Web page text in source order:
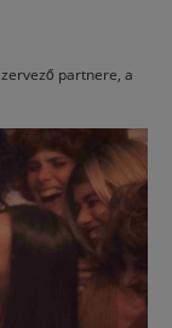
partnere, a